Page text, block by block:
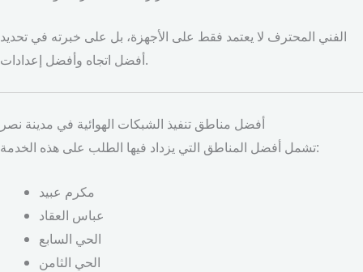
الفني المحترف لا يعتمد فقط على الأجهزة، بل على خبرته في تحديد
أفضل اتجاه وأفضل إعدادات.
أفضل مناطق تنفيذ الشبكات الهوائية في مدينة نصر
تشمل أفضل المناطق التي يزداد فيها الطلب على هذه الخدمة:
مكرم عبيد
عباس العقاد
الحي السابع
الحي الثامن